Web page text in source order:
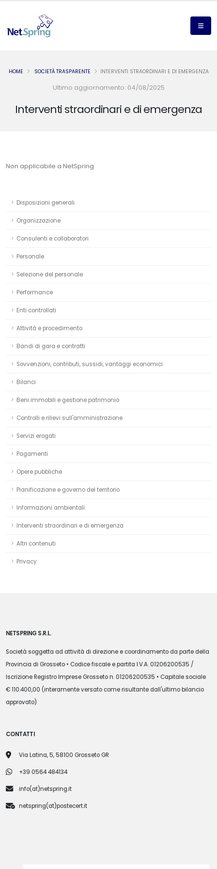
Interventi straordinari e di emergenza
HOME SOCIETÀ TRASPARENTE INTERVENTI STRAORDINARI E DI EMERGENZA
Ultimo aggiornamento: 04/08/2025
Disposizioni generali
Organizzazione
Consulenti e collaboratori
Personale
Selezione del personale
Performance
Enti controllati
Attività e procedimento
Bandi di gara e contratti
Sovvenzioni, contributi, sussidi, vantaggi economici
Bilanci
Beni immobili e gestione patrimonio
Controlli e rilievi sull'amministrazione
Servizi erogati
Pagamenti
Opere pubbliche
Pianificazione e governo del territorio
Informazioni ambientali
Interventi straordinari e di emergenza
Altri contenuti
Privacy
Non applicabile a NetSpring
NETSPRING S.R.L.
Società soggetta ad attività di direzione e coordinamento da parte della
Provincia di Grosseto • Codice fiscale e partita I.V.A. 01206200535 /
Iscrizione Registro Imprese Grosseto n. 01206200535 • Capitale sociale
€ 110.400,00 (interamente versato come risultante dall'ultimo bilancio
approvato)
CONTATTI
Via Latina, 5, 58100 Grosseto GR
+39 0564 484134
info(at)netspring.it
netspring(at)postecert.it